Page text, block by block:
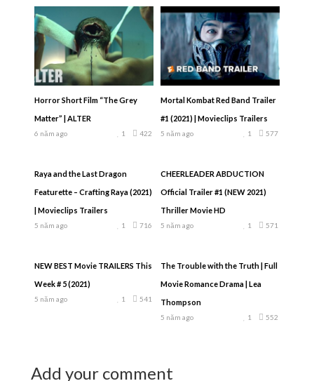
Horror Short Film “The Grey
Matter” | ALTER
6 năm ago 422
1
Mortal Kombat Red Band Trailer
#1 (2021) | Movieclips Trailers
5 năm ago 577
1
Raya and the Last Dragon
Featurette – Crafting Raya (2021)
| Movieclips Trailers
5 năm ago 716
1
CHEERLEADER ABDUCTION
Official Trailer #1 (NEW 2021)
Thriller Movie HD
5 năm ago 571
1
NEW BEST Movie TRAILERS This
Week # 5 (2021)
5 năm ago 541
1
The Trouble with the Truth | Full
Movie Romance Drama | Lea
Thompson
5 năm ago 552
1
Add your comment